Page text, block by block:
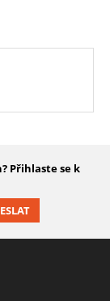
Přihlaste se k